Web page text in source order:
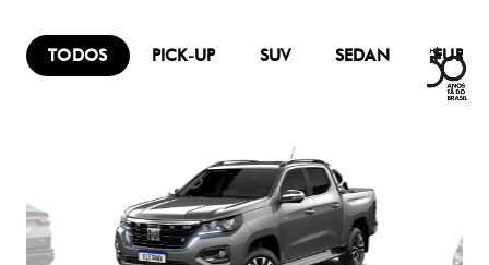
TODOS PICK-UP SUV SEDAN